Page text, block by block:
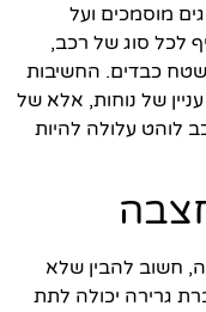
מוסמכים ועל
לכל סוג של רכב,
שטח כבדים. החשיבות
של נוחות, אלא של
לוהט עלולה להיות
חשוב להבין שלא
גרירה יכולה לתת